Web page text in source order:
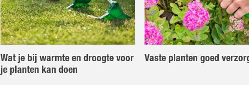
Wat je bij warmte en droogte voor
je planten kan doen
Vaste planten goed